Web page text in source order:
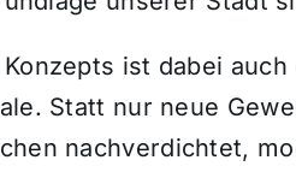
ist dabei
Statt nur neue
nachverdichtet,